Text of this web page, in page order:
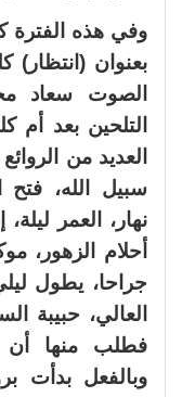
وفي هذه الفترة
بعنوان (انتظار)
الصوت سعاد
التلحين بعد أم
العديد من
سبيل الله، فتح
نهار، العمر
أحلام الزهور،
جراحا، يطول
العالي، حبيبة
فطلب منها أن
وبالفعل بدأت